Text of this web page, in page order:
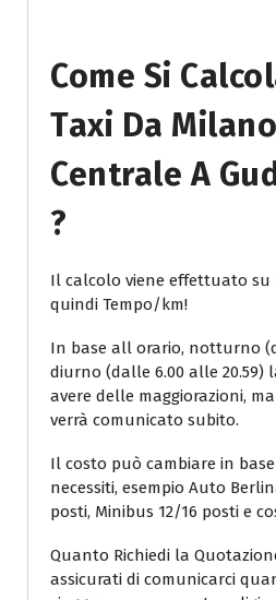
Come Si
Taxi Da
Centrale A
?
Il calcolo viene effettuato
quindi Tempo/km!
In base all orario, notturno
diurno (dalle 6.00 alle 20.59)
avere delle maggiorazioni,
verrà comunicato subito.
Il costo può cambiare in
necessiti, esempio Auto
posti, Minibus 12/16 posti e
Quanto Richiedi la
assicurati di comunicarci